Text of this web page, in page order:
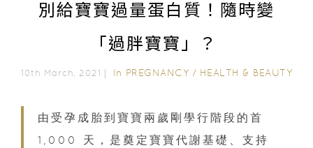
別給寶寶過量蛋白質！隨時變
「過胖寶寶」？
10th March, 2021｜ In PREGNANCY / HEALTH & BEAUTY
由受孕成胎到寶寶兩歲剛學行階段的首
1,000 天，是奠定寶寶代謝基礎、支持